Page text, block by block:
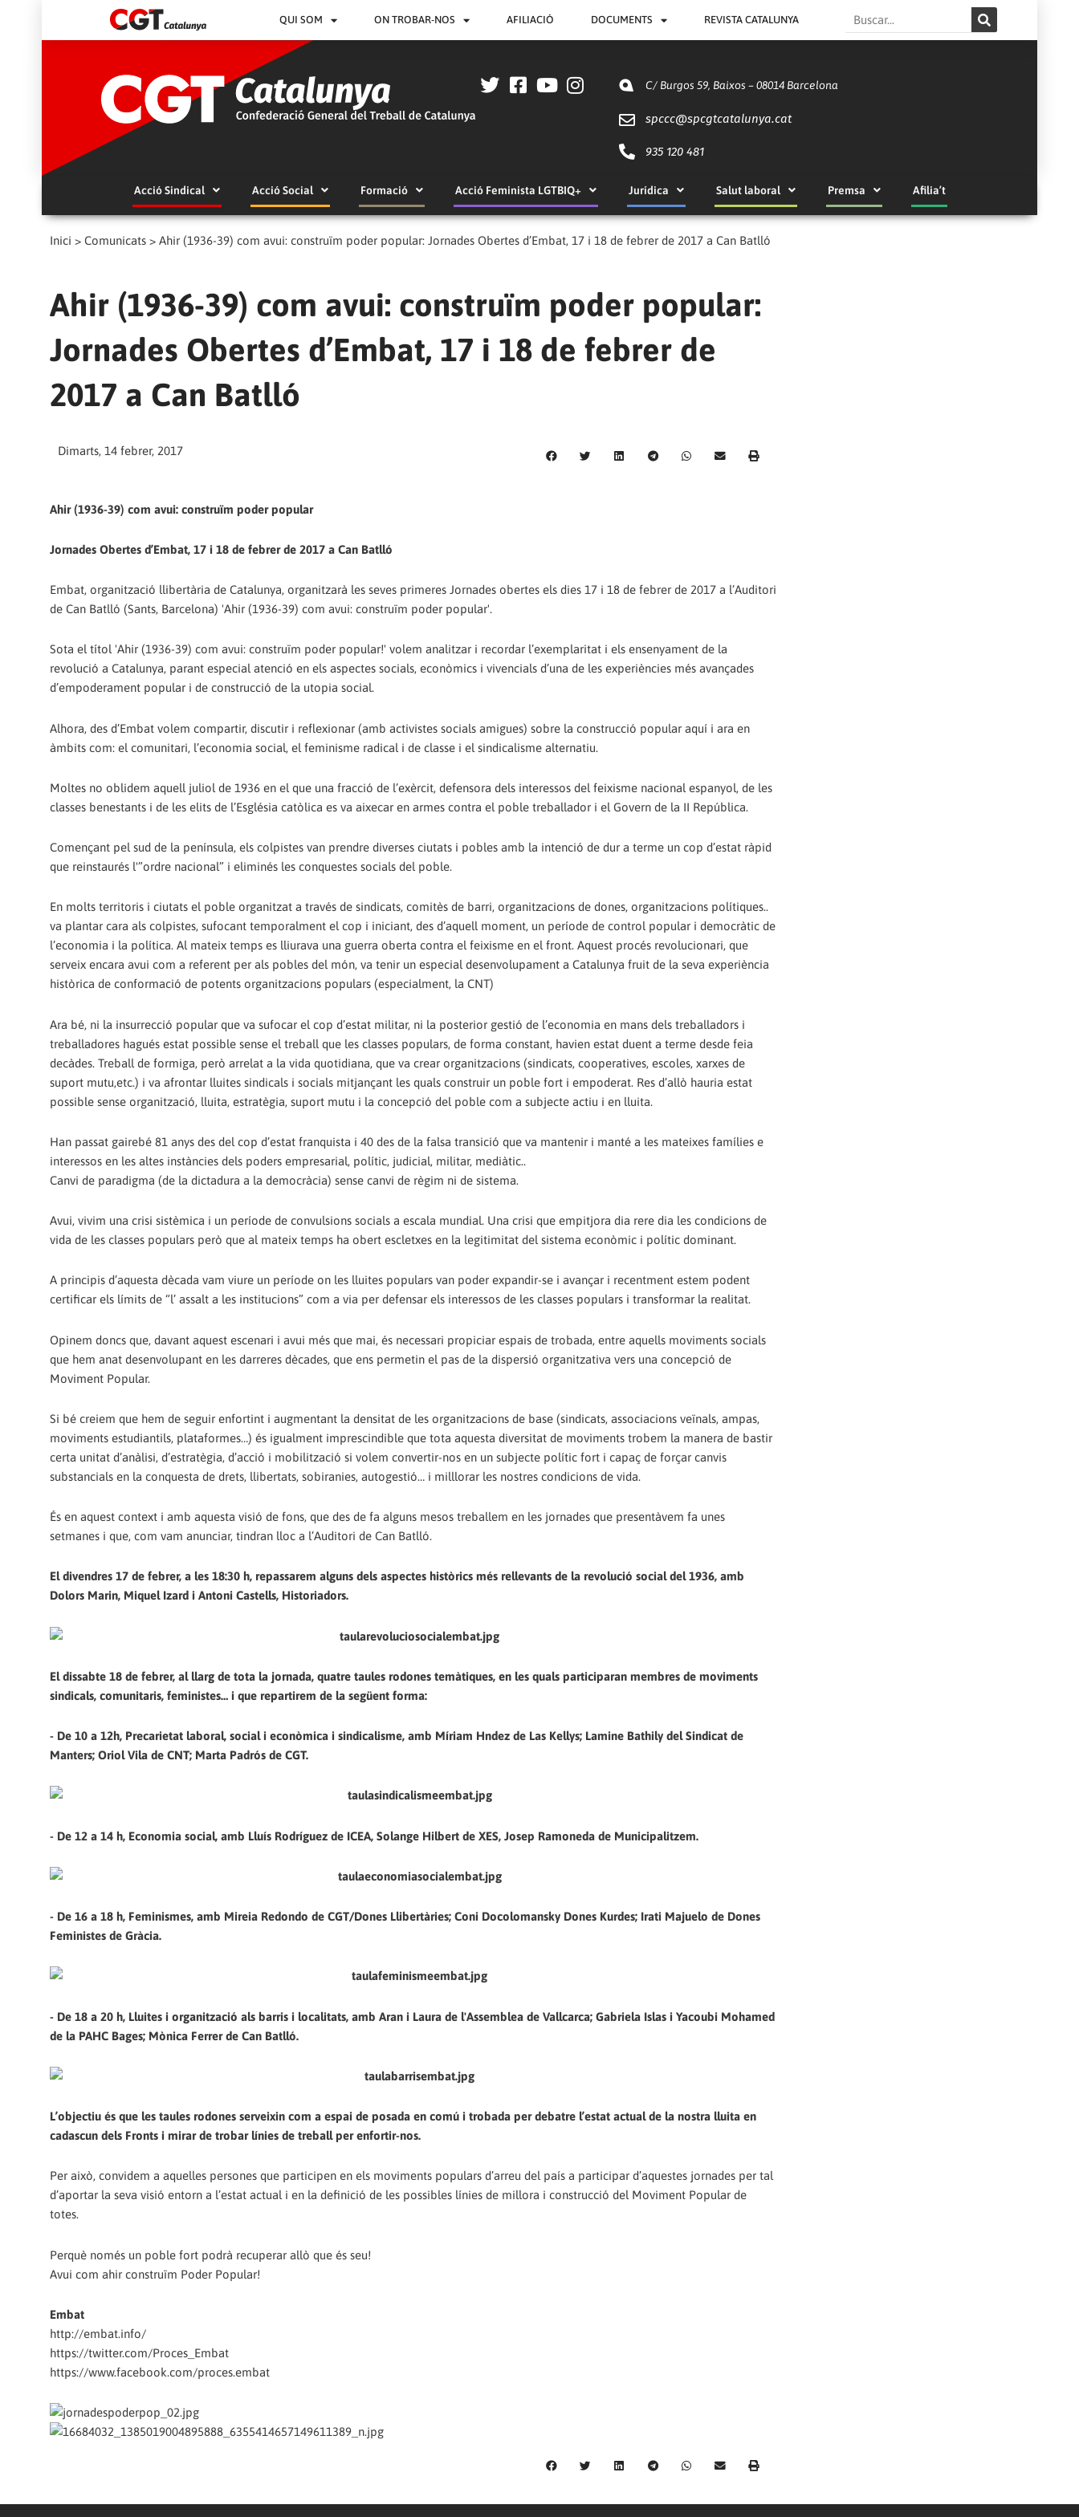
QUI SOM ON TROBAR-NOS AFILIACIÓ DOCUMENTS REVISTA CATALUNYA Search
C/ Burgos 59, Baixos – 08014 Barcelona
spccc@spcgtcatalunya.cat
935 120 481
Acció Sindical Acció Social Formació Acció Feminista LGTBIQ+ Jurídica Salut laboral Premsa Afilia’t
Inici > Comunicats > Ahir (1936-39) com avui: construïm poder popular: Jornades Obertes d’Embat, 17 i 18 de febrer de 2017 a Can Batlló
Ahir (1936-39) com avui: construïm poder popular:
Jornades Obertes d’Embat, 17 i 18 de febrer de
2017 a Can Batlló
Dimarts, 14 febrer, 2017
Ahir (1936-39) com avui: construïm poder popular
Jornades Obertes d’Embat, 17 i 18 de febrer de 2017 a Can Batlló
Embat, organització llibertària de Catalunya, organitzarà les seves primeres Jornades obertes els dies 17 i 18 de febrer de 2017 a l’Auditori
de Can Batlló (Sants, Barcelona) 'Ahir (1936-39) com avui: construïm poder popular'.
Sota el títol 'Ahir (1936-39) com avui: construïm poder popular!' volem analitzar i recordar l’exemplaritat i els ensenyament de la
revolució a Catalunya, parant especial atenció en els aspectes socials, econòmics i vivencials d’una de les experiències més avançades
d’empoderament popular i de construcció de la utopia social.
Alhora, des d’Embat volem compartir, discutir i reflexionar (amb activistes socials amigues) sobre la construcció popular aquí i ara en
àmbits com: el comunitari, l’economia social, el feminisme radical i de classe i el sindicalisme alternatiu.
Moltes no oblidem aquell juliol de 1936 en el que una fracció de l’exèrcit, defensora dels interessos del feixisme nacional espanyol, de les
classes benestants i de les elits de l’Església catòlica es va aixecar en armes contra el poble treballador i el Govern de la II República.
Començant pel sud de la península, els colpistes van prendre diverses ciutats i pobles amb la intenció de dur a terme un cop d’estat ràpid
que reinstaurés l'”ordre nacional” i eliminés les conquestes socials del poble.
En molts territoris i ciutats el poble organitzat a través de sindicats, comitès de barri, organitzacions de dones, organitzacions polítiques..
va plantar cara als colpistes, sufocant temporalment el cop i iniciant, des d’aquell moment, un període de control popular i democràtic de
l’economia i la política. Al mateix temps es lliurava una guerra oberta contra el feixisme en el front. Aquest procés revolucionari, que
serveix encara avui com a referent per als pobles del món, va tenir un especial desenvolupament a Catalunya fruit de la seva experiència
històrica de conformació de potents organitzacions populars (especialment, la CNT)
Ara bé, ni la insurrecció popular que va sufocar el cop d’estat militar, ni la posterior gestió de l’economia en mans dels treballadors i
treballadores hagués estat possible sense el treball que les classes populars, de forma constant, havien estat duent a terme desde feia
decàdes. Treball de formiga, però arrelat a la vida quotidiana, que va crear organitzacions (sindicats, cooperatives, escoles, xarxes de
suport mutu,etc.) i va afrontar lluites sindicals i socials mitjançant les quals construir un poble fort i empoderat. Res d’allò hauria estat
possible sense organització, lluita, estratègia, suport mutu i la concepció del poble com a subjecte actiu i en lluita.
Han passat gairebé 81 anys des del cop d’estat franquista i 40 des de la falsa transició que va mantenir i manté a les mateixes famílies e
interessos en les altes instàncies dels poders empresarial, polític, judicial, militar, mediàtic..
Canvi de paradigma (de la dictadura a la democràcia) sense canvi de règim ni de sistema.
Avui, vivim una crisi sistèmica i un període de convulsions socials a escala mundial. Una crisi que empitjora dia rere dia les condicions de
vida de les classes populars però que al mateix temps ha obert escletxes en la legitimitat del sistema econòmic i polític dominant.
A principis d’aquesta dècada vam viure un període on les lluites populars van poder expandir-se i avançar i recentment estem podent
certificar els límits de “l’ assalt a les institucions” com a via per defensar els interessos de les classes populars i transformar la realitat.
Opinem doncs que, davant aquest escenari i avui més que mai, és necessari propiciar espais de trobada, entre aquells moviments socials
que hem anat desenvolupant en les darreres dècades, que ens permetin el pas de la dispersió organitzativa vers una concepció de
Moviment Popular.
Si bé creiem que hem de seguir enfortint i augmentant la densitat de les organitzacions de base (sindicats, associacions veïnals, ampas,
moviments estudiantils, plataformes…) és igualment imprescindible que tota aquesta diversitat de moviments trobem la manera de bastir
certa unitat d’anàlisi, d’estratègia, d’acció i mobilització si volem convertir-nos en un subjecte polític fort i capaç de forçar canvis
substancials en la conquesta de drets, llibertats, sobiranies, autogestió… i milllorar les nostres condicions de vida.
És en aquest context i amb aquesta visió de fons, que des de fa alguns mesos treballem en les jornades que presentàvem fa unes
setmanes i que, com vam anunciar, tindran lloc a l’Auditori de Can Batlló.
El divendres 17 de febrer, a les 18:30 h, repassarem alguns dels aspectes històrics més rellevants de la revolució social del 1936, amb
Dolors Marin, Miquel Izard i Antoni Castells, Historiadors.
El dissabte 18 de febrer, al llarg de tota la jornada, quatre taules rodones temàtiques, en les quals participaran membres de moviments
sindicals, comunitaris, feministes… i que repartirem de la següent forma:
- De 10 a 12h, Precarietat laboral, social i econòmica i sindicalisme, amb Míriam Hndez de Las Kellys; Lamine Bathily del Sindicat de
Manters; Oriol Vila de CNT; Marta Padrós de CGT.
- De 12 a 14 h, Economia social, amb Lluís Rodríguez de ICEA, Solange Hilbert de XES, Josep Ramoneda de Municipalitzem.
- De 16 a 18 h, Feminismes, amb Mireia Redondo de CGT/Dones Llibertàries; Coni Docolomansky Dones Kurdes; Irati Majuelo de Dones
Feministes de Gràcia.
- De 18 a 20 h, Lluites i organització als barris i localitats, amb Aran i Laura de l'Assemblea de Vallcarca; Gabriela Islas i Yacoubi Mohamed
de la PAHC Bages; Mònica Ferrer de Can Batlló.
L’objectiu és que les taules rodones serveixin com a espai de posada en comú i trobada per debatre l’estat actual de la nostra lluita en
cadascun dels Fronts i mirar de trobar línies de treball per enfortir-nos.
Per això, convidem a aquelles persones que participen en els moviments populars d’arreu del país a participar d’aquestes jornades per tal
d’aportar la seva visió entorn a l’estat actual i en la definició de les possibles línies de millora i construcció del Moviment Popular de
totes.
Perquè només un poble fort podrà recuperar allò que és seu!
Avui com ahir construïm Poder Popular!
Embat
http://embat.info/
https://twitter.com/Proces_Embat
https://www.facebook.com/proces.embat